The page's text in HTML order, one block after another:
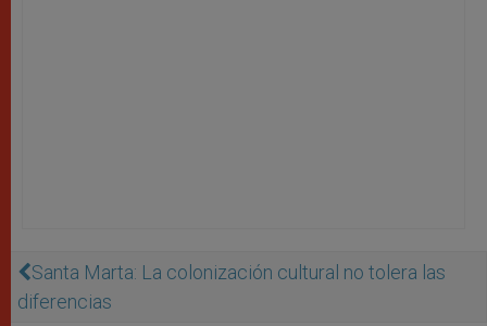
Santa Marta: La colonización cultural no tolera las
diferencias